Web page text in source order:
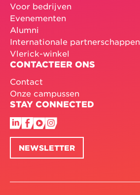
Voor bedrijven
Evenementen
Alumni
Internationale partnerschappen
Vlerick-winkel
CONTACTEER ONS
Contact
Onze campussen
STAY CONNECTED
NEWSLETTER